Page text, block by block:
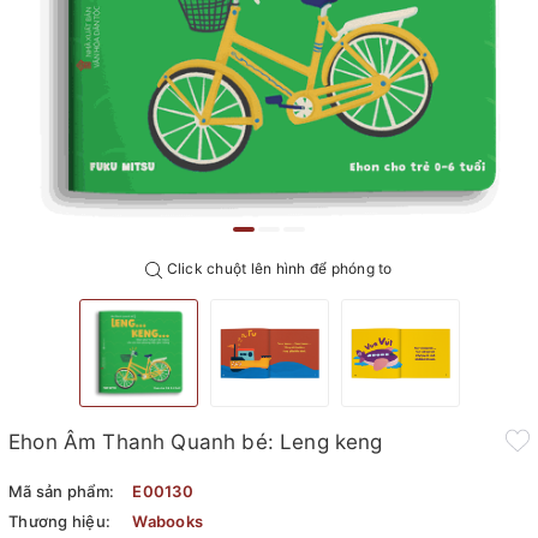
Click chuột lên hình để phóng to
Ehon Âm Thanh Quanh bé: Leng keng
Mã sản phẩm:
E00130
Thương hiệu:
Wabooks